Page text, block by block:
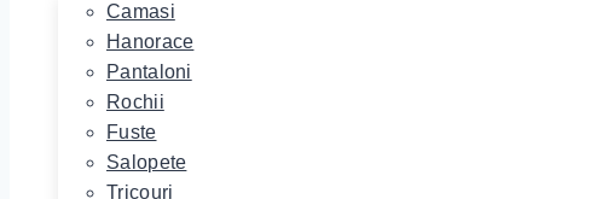
Camasi
Hanorace
Pantaloni
Rochii
Fuste
Salopete
Tricouri